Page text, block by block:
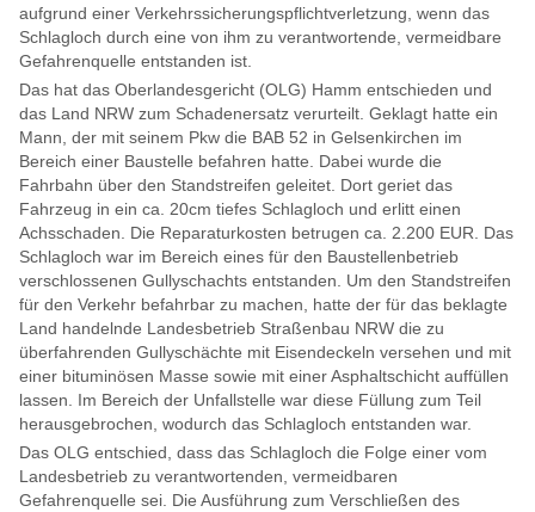
aufgrund einer Verkehrssicherungspflichtverletzung, wenn das
Schlagloch durch eine von ihm zu verantwortende, vermeidbare
Gefahrenquelle entstanden ist.
Das hat das Oberlandesgericht (OLG) Hamm entschieden und
das Land NRW zum Schadenersatz verurteilt. Geklagt hatte ein
Mann, der mit seinem Pkw die BAB 52 in Gelsenkirchen im
Bereich einer Baustelle befahren hatte. Dabei wurde die
Fahrbahn über den Standstreifen geleitet. Dort geriet das
Fahrzeug in ein ca. 20cm tiefes Schlagloch und erlitt einen
Achsschaden. Die Reparaturkosten betrugen ca. 2.200 EUR. Das
Schlagloch war im Bereich eines für den Baustellenbetrieb
verschlossenen Gullyschachts entstanden. Um den Standstreifen
für den Verkehr befahrbar zu machen, hatte der für das beklagte
Land handelnde Landesbetrieb Straßenbau NRW die zu
überfahrenden Gullyschächte mit Eisendeckeln versehen und mit
einer bituminösen Masse sowie mit einer Asphaltschicht auffüllen
lassen. Im Bereich der Unfallstelle war diese Füllung zum Teil
herausgebrochen, wodurch das Schlagloch entstanden war.
Das OLG entschied, dass das Schlagloch die Folge einer vom
Landesbetrieb zu verantwortenden, vermeidbaren
Gefahrenquelle sei. Die Ausführung zum Verschließen des